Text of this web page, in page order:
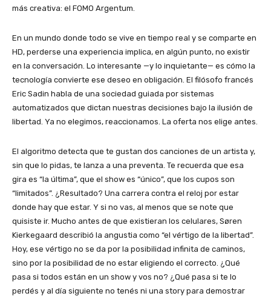
más creativa: el FOMO Argentum.
En un mundo donde todo se vive en tiempo real y se comparte en
HD, perderse una experiencia implica, en algún punto, no existir
en la conversación. Lo interesante —y lo inquietante— es cómo la
tecnología convierte ese deseo en obligación. El filósofo francés
Eric Sadin habla de una sociedad guiada por sistemas
automatizados que dictan nuestras decisiones bajo la ilusión de
libertad. Ya no elegimos, reaccionamos. La oferta nos elige antes.
El algoritmo detecta que te gustan dos canciones de un artista y,
sin que lo pidas, te lanza a una preventa. Te recuerda que esa
gira es “la última”, que el show es “único”, que los cupos son
“limitados”. ¿Resultado? Una carrera contra el reloj por estar
donde hay que estar. Y si no vas, al menos que se note que
quisiste ir. Mucho antes de que existieran los celulares, Søren
Kierkegaard describió la angustia como “el vértigo de la libertad”.
Hoy, ese vértigo no se da por la posibilidad infinita de caminos,
sino por la posibilidad de no estar eligiendo el correcto. ¿Qué
pasa si todos están en un show y vos no? ¿Qué pasa si te lo
perdés y al día siguiente no tenés ni una story para demostrar